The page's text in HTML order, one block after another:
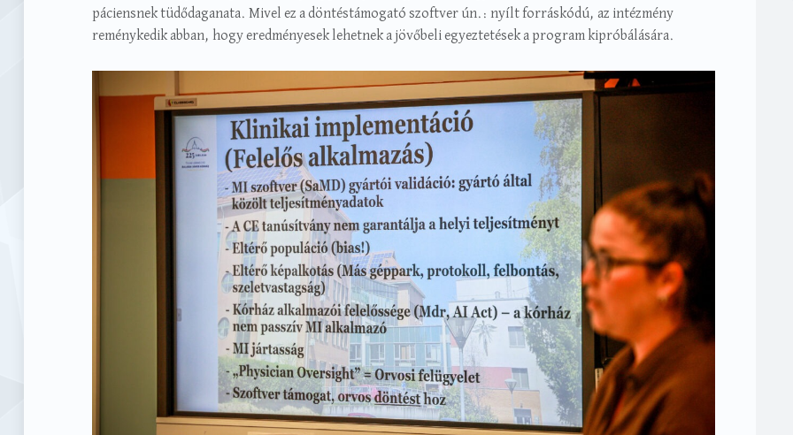
páciensnek tüdődaganata. Mivel ez a döntéstámogató szoftver ún.: nyílt forráskódú, az intézmény
reménykedik abban, hogy eredményesek lehetnek a jövőbeli egyeztetések a program kipróbálására.